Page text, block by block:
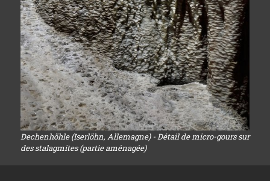
Dechenhöhle (Iserlöhn, Allemagne) - Détail de micro-gours sur
des stalagmites (partie aménagée)